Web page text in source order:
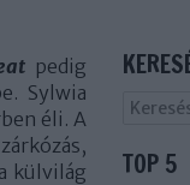
pedig
Sylwia
éli. A
külvilág
TOP 5